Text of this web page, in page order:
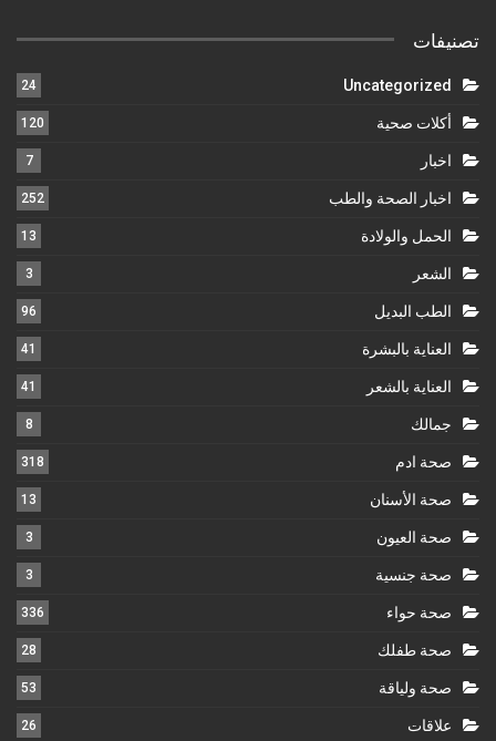
تصنيفات
Uncategorized
24
أكلات صحية 120
اخبار 7
اخبار الصحة والطب 252
الحمل والولادة 13
الشعر 3
الطب البديل 96
العناية بالبشرة 41
العناية بالشعر 41
جمالك 8
صحة ادم 318
صحة الأسنان 13
صحة العيون 3
صحة جنسية 3
صحة حواء 336
صحة طفلك 28
صحة ولياقة 53
علاقات 26